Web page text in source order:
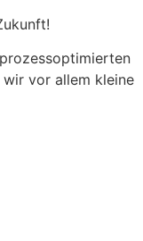
vor allem kleine